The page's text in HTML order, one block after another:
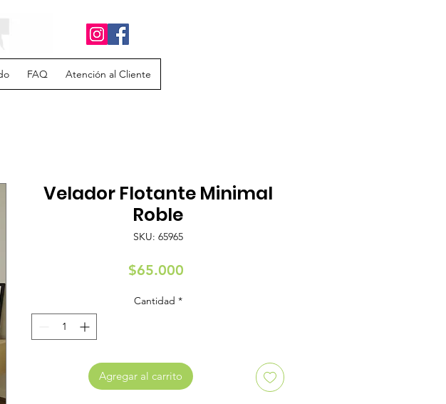
FAQ Atención al Cliente
Velador Flotante Minimal
Roble
SKU: 65965
$65.000
Cantidad *
Agregar al carrito